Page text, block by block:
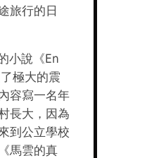
旅行的日
小說《En
極大的震
容寫一名年
長大，因為
到公立學校
馬雲的真